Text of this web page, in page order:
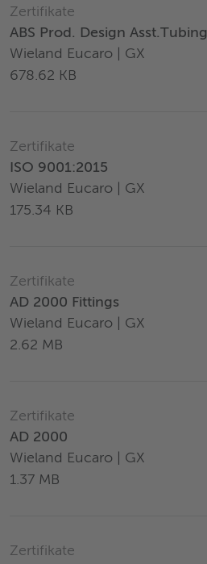
Zertifikate
ABS Prod. Design Asst.Tubing
Wieland Eucaro | GX
678.62 KB
Zertifikate
ISO 9001:2015
Wieland Eucaro | GX
175.34 KB
Zertifikate
AD 2000 Fittings
Wieland Eucaro | GX
2.62 MB
Zertifikate
AD 2000
Wieland Eucaro | GX
1.37 MB
Zertifikate